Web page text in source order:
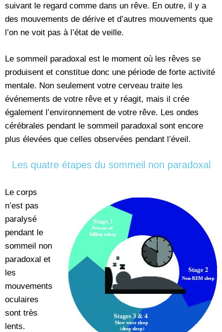
suivant le regard comme dans un rêve. En outre, il y a
des mouvements de dérive et d’autres mouvements que
l’on ne voit pas à l’état de veille.
Le sommeil paradoxal est le moment où les rêves se
produisent et constitue donc une période de forte activité
mentale. Non seulement votre cerveau traite les
événements de votre rêve et y réagit, mais il crée
également l’environnement de votre rêve. Les ondes
cérébrales pendant le sommeil paradoxal sont encore
plus élevées que celles observées pendant l’éveil.
Les quatre étapes du sommeil non paradoxal
Le corps
n’est pas
paralysé
pendant le
sommeil non
paradoxal et
les
mouvements
oculaires
sont très
lents.